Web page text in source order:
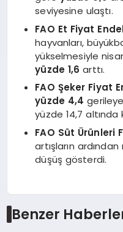
seviyesine ulaştı.
FAO Et Fiyat
hayvanları,
yükselmesiyle
yüzde 1,6 arttı.
FAO Şeker Fiyat
yüzde 4,4
yüzde 14,7 altında
FAO Süt Ürünleri
artışların
düşüş gösterdi.
Benzer